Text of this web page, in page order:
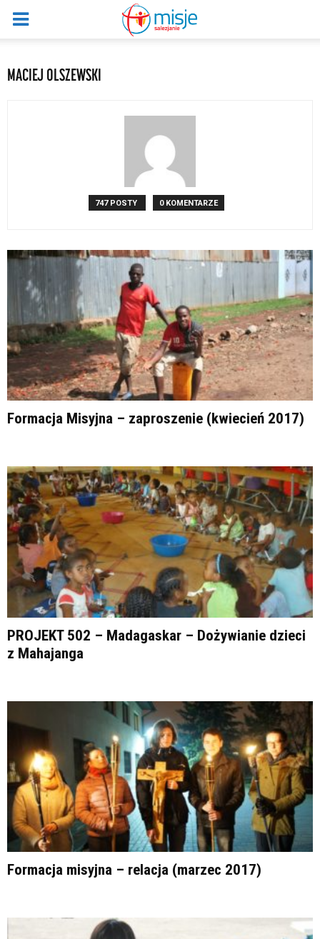
MACIEJ OLSZEWSKI
747 POSTY 0 KOMENTARZE
Formacja Misyjna – zaproszenie (kwiecień 2017)
PROJEKT 502 – Madagaskar – Dożywianie dzieci
z Mahajanga
Formacja misyjna – relacja (marzec 2017)